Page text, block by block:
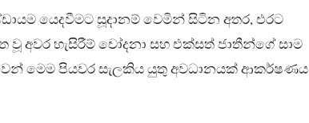
යෙදවීමට සූදානම් වෙමින් සිටින අතර, එරට
අවර හැසිරීම් චෝදනා සහ එක්සත් ජාතීන්ගේ සාම
මෙම පියවර සැලකිය යුතු අවධානයක් ආකර්ෂණය